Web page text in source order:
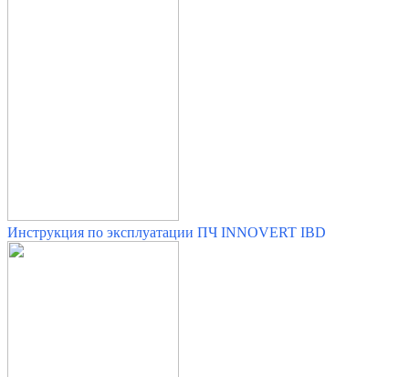
Инструкция по эксплуатации ПЧ INNOVERT IBD